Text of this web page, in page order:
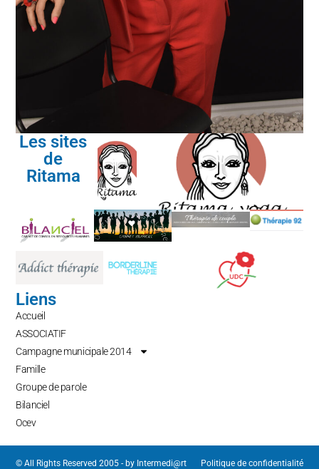
Les sites
de
Ritama
Liens
Accueil
ASSOCIATIF
Campagne municipale 2014
Famille
Groupe de parole
Bilanciel
Ocev
© All Rights Reserved 2005 - by Intermedi@rt Politique de confidentialité